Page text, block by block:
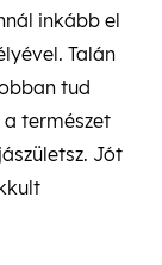
inkább el
Talán
tud
a természet
Jót